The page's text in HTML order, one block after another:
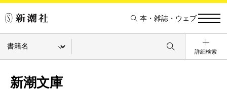
本・雑誌・ウェブ
詳細検索
新潮文庫